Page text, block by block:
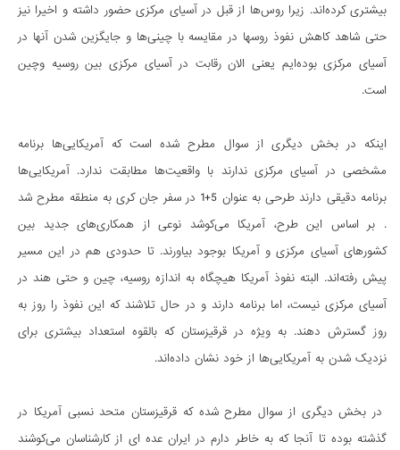
بیشتری کرده‌اند. زیرا روس‌ها از قبل در آسیای مرکزی حضور داشته و اخیرا نیز
حتی شاهد کاهش نفوذ روسها در مقایسه با چینی‌ها و جایگزین شدن آنها در
آسیای مرکزی بوده‌ایم یعنی الان رقابت در آسیای مرکزی بین روسیه وچین
است.
اینکه در بخش دیگری از سوال مطرح شده است که آمریکایی‌ها برنامه
مشخصی در آسیای مرکزی ندارند با واقعیت‌ها مطابقت ندارد. آمریکایی‌ها
برنامه دقیقی دارند طرحی به عنوان 5+1 در سفر جان کری به منطقه مطرح شد
. بر اساس این طرح، آمریکا می‌کوشد نوعی از همکاری‌های جدید بین
کشورهای آسیای مرکزی و آمریکا بوجود بیاورند. تا حدودی هم در این مسیر
پیش رفته‌اند. البته نفوذ آمریکا هیچگاه به اندازه روسیه، چین و حتی هند در
آسیای مرکزی نیست، اما برنامه دارند و در حال تلاشند که این نفوذ را روز به
روز گسترش دهند. به ویژه در قرقیزستان که بالقوه استعداد بیشتری برای
نزدیک شدن به آمریکایی‌ها از خود نشان داده‌اند.
در بخش دیگری از سوال مطرح شده که قرقیزستان متحد نسبی آمریکا در
گذشته بوده تا آنجا که به خاطر دارم در ایران عده ای از کارشناسان می‌کوشند